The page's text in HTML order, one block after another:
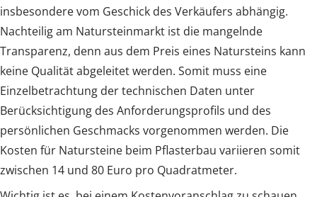
insbesondere vom Geschick des Verkäufers abhängig.
Nachteilig am Natursteinmarkt ist die mangelnde
Transparenz, denn aus dem Preis eines Natursteins kann
keine Qualität abgeleitet werden. Somit muss eine
Einzelbetrachtung der technischen Daten unter
Berücksichtigung des Anforderungsprofils und des
persönlichen Geschmacks vorgenommen werden. Die
Kosten für Natursteine beim Pflasterbau variieren somit
zwischen 14 und 80 Euro pro Quadratmeter.